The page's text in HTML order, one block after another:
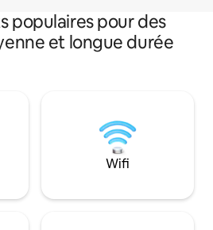
populaires pour des
et longue durée
Wifi